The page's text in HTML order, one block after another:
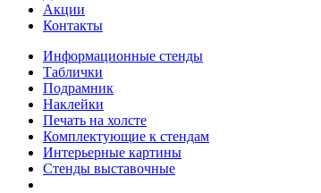
Акции
Контакты
Информационные стенды
Таблички
Подрамник
Наклейки
Печать на холсте
Комплектующие к стендам
Интерьерные картины
Стенды выставочные